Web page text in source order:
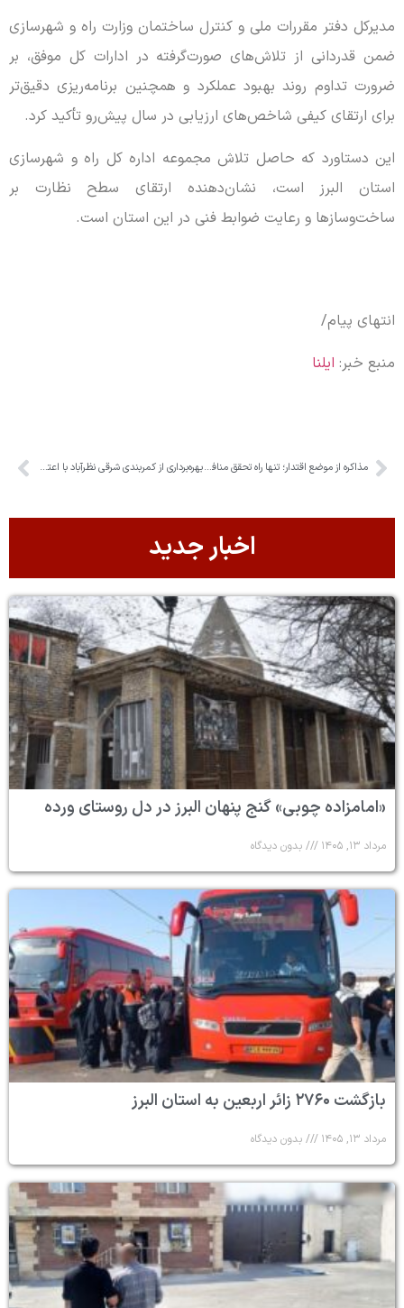
مدیرکل دفتر مقررات ملی و کنترل ساختمان وزارت راه و شهرسازی
ضمن قدردانی از تلاش‌های صورت‌گرفته در ادارات کل موفق، بر
ضرورت تداوم روند بهبود عملکرد و همچنین برنامه‌ریزی دقیق‌تر
برای ارتقای کیفی شاخص‌های ارزیابی در سال پیش‌رو تأکید کرد.
این دستاورد که حاصل تلاش مجموعه اداره کل راه و شهرسازی
استان البرز است، نشان‌دهنده ارتقای سطح نظارت بر
ساخت‌وسازها و رعایت ضوابط فنی در این استان است.
انتهای پیام/
منبع خبر: ایلنا
مذاکره از موضع اقتدار؛ تنها راه تحقق منافع ملی و جلوگیری از خسارت محض بهره‌برداری از کمربندی شرقی نظرآباد با اعتبار ۱۰۰ میلیارد تومانی / تحول در سرانه‌های فرهنگی و ورزشی در دوره ششم شورای شهر
اخبار جدید
«امامزاده چوبی» گنج پنهان البرز در دل روستای ورده
مرداد ۱۳, ۱۴۰۵ بدون دیدگاه
بازگشت ۲۷۶۰ زائر اربعین به استان البرز
مرداد ۱۳, ۱۴۰۵ بدون دیدگاه